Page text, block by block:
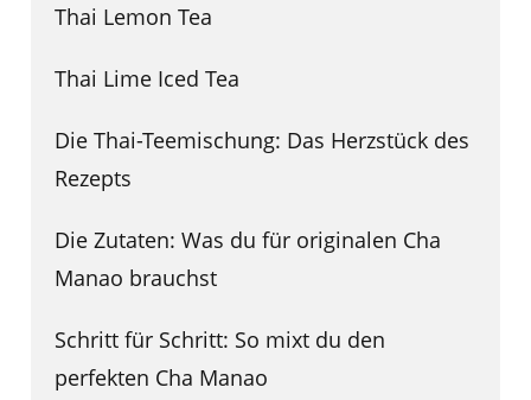
Thai Lemon Tea
Thai Lime Iced Tea
Die Thai-Teemischung: Das Herzstück des
Rezepts
Die Zutaten: Was du für originalen Cha
Manao brauchst
Schritt für Schritt: So mixt du den
perfekten Cha Manao